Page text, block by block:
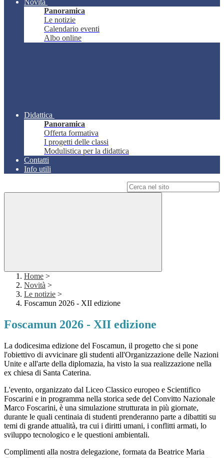
Novità
Panoramica
Le notizie
Calendario eventi
Albo online
Didattica
Panoramica
Offerta formativa
I progetti delle classi
Modulistica per la didattica
Contatti
Info utili
Home >
Novità >
Le notizie >
Foscamun 2026 - XII edizione
Foscamun 2026 - XII edizione
La dodicesima edizione del Foscamun, il progetto che si pone
l'obiettivo di avvicinare gli studenti all'Organizzazione delle Nazioni
Unite e all'arte della diplomazia, ha visto la sua realizzazione nella
ex chiesa di Santa Caterina.
L'evento, organizzato dal Liceo Classico europeo e Scientifico
Foscarini e in programma nella storica sede del Convitto Nazionale
Marco Foscarini, è una simulazione strutturata in più giornate,
durante le quali centinaia di studenti prenderanno parte a dibattiti su
temi di grande attualità, tra cui i diritti umani, i conflitti armati, lo
sviluppo tecnologico e le questioni ambientali.
Complimenti alla nostra delegazione, formata da Beatrice Maria